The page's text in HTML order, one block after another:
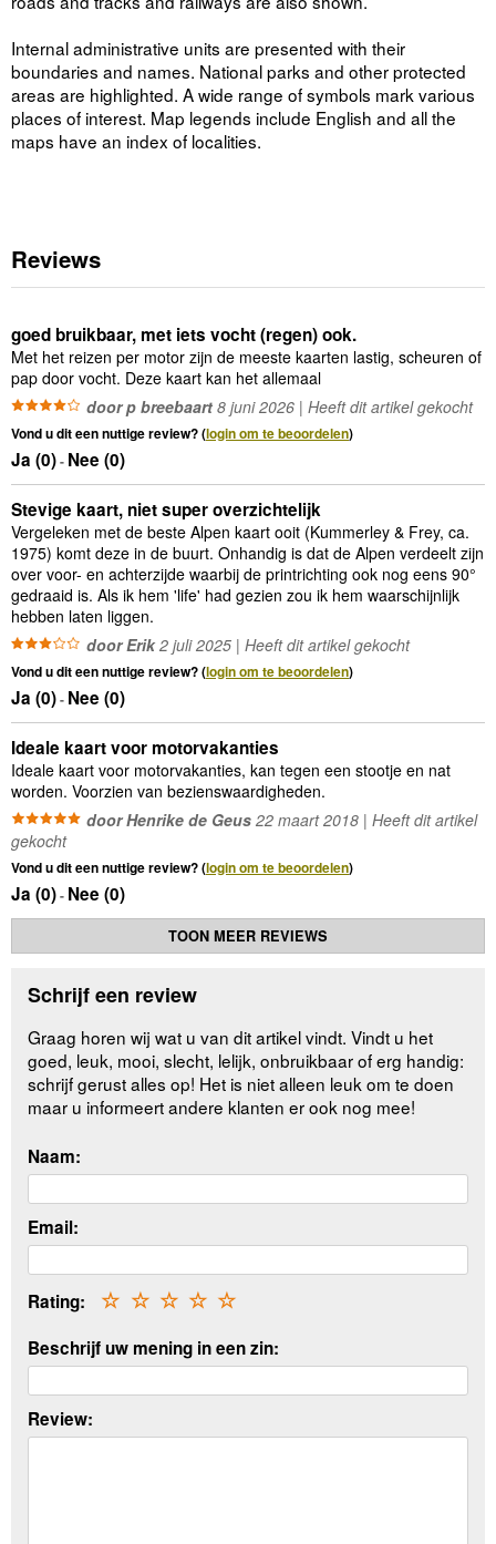
Internal administrative units are presented with their
boundaries and names. National parks and other protected
areas are highlighted. A wide range of symbols mark various
places of interest. Map legends include English and all the
maps have an index of localities.
Reviews
goed bruikbaar, met iets vocht (regen) ook.
Met het reizen per motor zijn de meeste kaarten lastig, scheuren of
pap door vocht. Deze kaart kan het allemaal
door p breebaart 8 juni 2026 | Heeft dit artikel gekocht
Vond u dit een nuttige review? (login om te beoordelen)
Ja (0)- Nee (0)
Stevige kaart, niet super overzichtelijk
Vergeleken met de beste Alpen kaart ooit (Kummerley & Frey, ca.
1975) komt deze in de buurt. Onhandig is dat de Alpen verdeelt zijn
over voor- en achterzijde waarbij de printrichting ook nog eens 90°
gedraaid is. Als ik hem 'life' had gezien zou ik hem waarschijnlijk
hebben laten liggen.
door Erik2 juli 2025 | Heeft dit artikel gekocht
Vond u dit een nuttige review? (login om te beoordelen)
Ja (0)- Nee (0)
Ideale kaart voor motorvakanties
Ideale kaart voor motorvakanties, kan tegen een stootje en nat
worden. Voorzien van bezienswaardigheden.
door Henrike de Geus 22 maart 2018 | Heeft dit artikel
gekocht
Vond u dit een nuttige review? (login om te beoordelen)
Ja (0)- Nee (0)
TOON MEER REVIEWS
Schrijf een review
Graag horen wij wat u van dit artikel vindt. Vindt u het
goed, leuk, mooi, slecht, lelijk, onbruikbaar of erg handig:
schrijf gerust alles op! Het is niet alleen leuk om te doen
maar u informeert andere klanten er ook nog mee!
Naam:
Email:
Rating: ☆
☆
☆
☆
☆
Beschrijf uw mening in een zin:
Review: